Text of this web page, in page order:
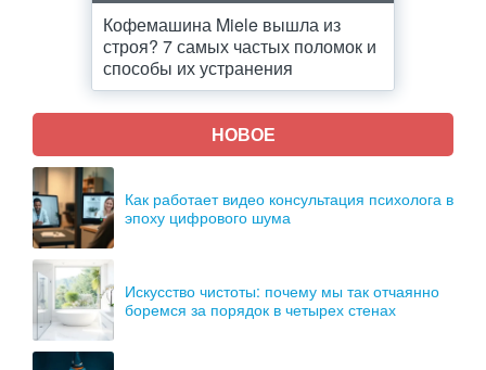
Кофемашина Miele вышла из
строя? 7 самых частых поломок и
способы их устранения
НОВОЕ
Как работает видео консультация психолога в
эпоху цифрового шума
Искусство чистоты: почему мы так отчаянно
боремся за порядок в четырех стенах